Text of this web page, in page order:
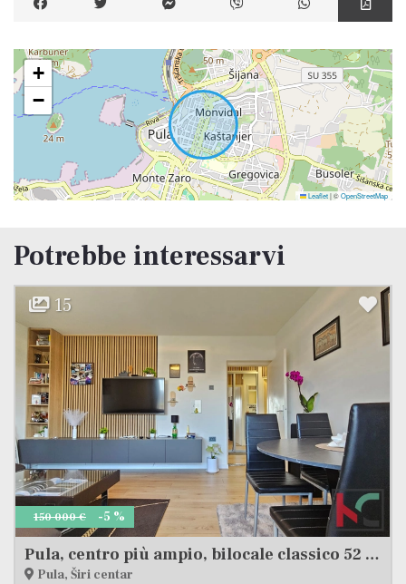
+
−
Leaflet|©OpenStreetMap
Potrebbe interessarvi
9
Appartamento, 26 m2, Vendita, Pula - Centar
Pula, Centar